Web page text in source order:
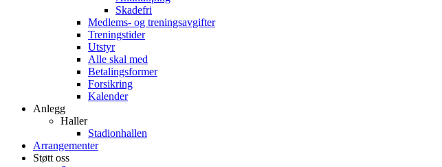
Skadefri
Medlems- og treningsavgifter
Treningstider
Utstyr
Alle skal med
Betalingsformer
Forsikring
Kalender
Anlegg
Haller
Stadionhallen
Arrangementer
Støtt oss